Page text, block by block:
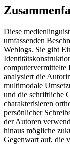
Diese
umfassenden
Weblogs. Sie gibt
computervermittelte
analysiert die
multimodale
und die schriftliche
charakterisieren
persönlicher
der Autoren
hinaus mögliche
Gegenwart auf, die